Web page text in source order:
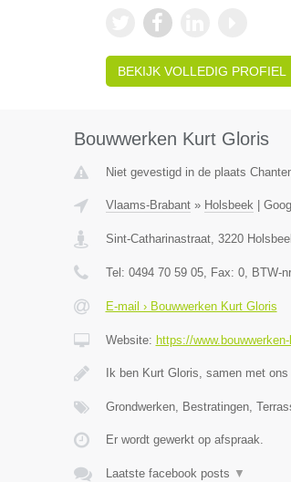
BEKIJK VOLLEDIG PROFIEL
Bouwwerken Kurt Gloris
Niet gevestigd in de plaats
Vlaams-Brabant» Holsbeek|
Sint-Catharinastraat, 3220
Tel: 0494 70 59 05, Fax: 0, BTW-
E-mail › Bouwwerken Kurt Gloris
Website: https://
Ik ben Kurt Gloris, samen met
Grondwerken, Bestratingen,
Er wordt gewerkt op afspraak.
Laatste facebook posts ▼